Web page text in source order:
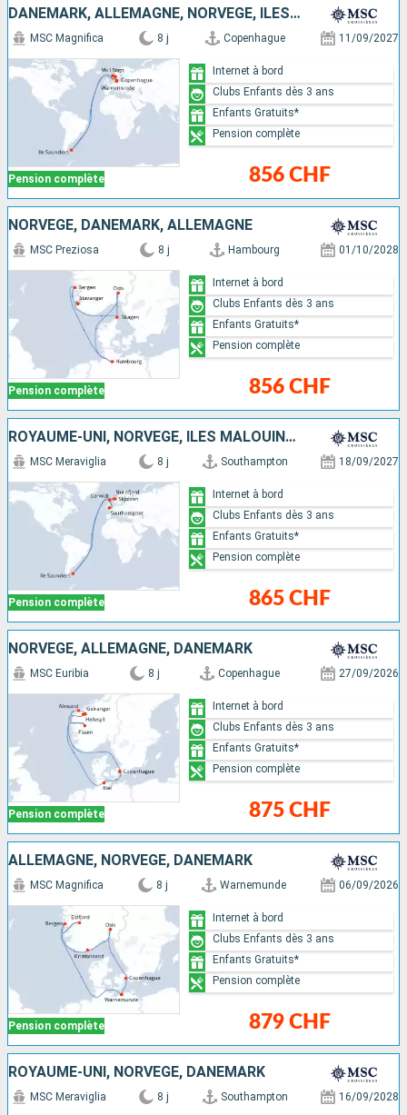
DANEMARK, ALLEMAGNE, NORVÈGE, ÎLES MALOUINES
Pension complète
MSC Magnifica 8 j Copenhague 11/09/2027
856 CHF
Internet à bord
Clubs Enfants dès 3 ans
Enfants Gratuits*
Pension complète
NORVÈGE, DANEMARK, ALLEMAGNE
Pension complète
MSC Preziosa 8 j Hambourg 01/10/2028
856 CHF
Internet à bord
Clubs Enfants dès 3 ans
Enfants Gratuits*
Pension complète
ROYAUME-UNI, NORVÈGE, ÎLES MALOUINES
Pension complète
MSC Meraviglia 8 j Southampton 18/09/2027
865 CHF
Internet à bord
Clubs Enfants dès 3 ans
Enfants Gratuits*
Pension complète
NORVÈGE, ALLEMAGNE, DANEMARK
Pension complète
MSC Euribia 8 j Copenhague 27/09/2026
875 CHF
Internet à bord
Clubs Enfants dès 3 ans
Enfants Gratuits*
Pension complète
ALLEMAGNE, NORVÈGE, DANEMARK
Pension complète
MSC Magnifica 8 j Warnemunde 06/09/2026
879 CHF
Internet à bord
Clubs Enfants dès 3 ans
Enfants Gratuits*
Pension complète
ROYAUME-UNI, NORVÈGE, DANEMARK
MSC Meraviglia 8 j Southampton 16/09/2028